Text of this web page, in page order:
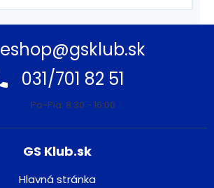
eshop@gsklub.sk
031/701 82 51
Po-Pia: 8:30 - 16:00
GS Klub.sk
Hlavná stránka